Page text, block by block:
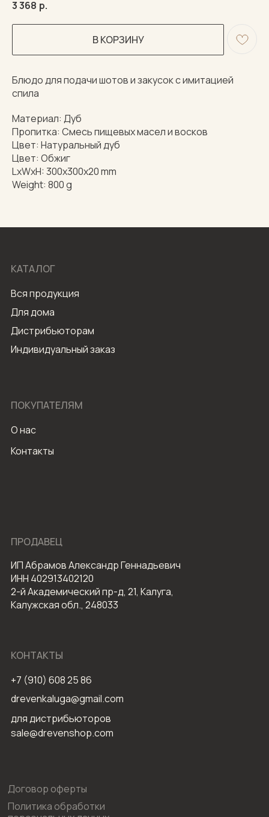
3 368 р.
В КОРЗИНУ
Блюдо для подачи шотов и закусок с имитацией
спила
Материал: Дуб
Пропитка: Смесь пищевых масел и восков
Цвет: Натуральный дуб
Цвет: Обжиг
LxWxH: 300x300x20 mm
Weight: 800 g
Вся продукция
О нас
Индивидуальный заказ
Дистрибьюторам
Политика обработки
Договор оферты
Для дома
+7 (910) 608 25 86
ПРОДАВЕЦ
ИП Абрамов Александр Геннадьевич
ИНН 402913402120
2-й Академический пр-д, 21, Калуга,
Калужская обл., 248033
КАТАЛОГ
ПОКУПАТЕЛЯМ
КОНТАКТЫ
для дистрибьюторов
sale@drevenshop.com
Контакты
drevenkaluga@gmail.com